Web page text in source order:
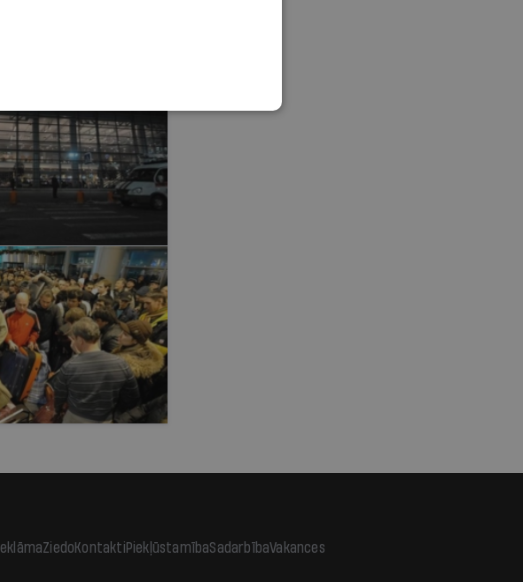
ZiedoKontaktiPiekļūstamībaSadarbībaVakances